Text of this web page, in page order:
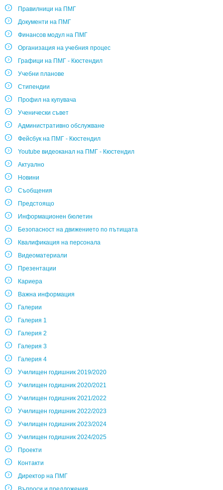
Правилници на ПМГ
Документи на ПМГ
Финансов модул на ПМГ
Организация на учебния процес
Графици на ПМГ - Кюстендил
Учебни планове
Стипендии
Профил на купувача
Ученически съвет
Административно обслужване
Фейсбук на ПМГ - Кюстендил
Youtube видеоканал на ПМГ - Кюстендил
Актуално
Новини
Съобщения
Предстоящо
Информационен бюлетин
Безопасност на движението по пътищата
Квалификация на персонала
Видеоматериали
Презентации
Кариера
Важна информация
Галерии
Галерия 1
Галерия 2
Галерия 3
Галерия 4
Училищен годишник 2019/2020
Училищен годишник 2020/2021
Училищен годишник 2021/2022
Училищен годишник 2022/2023
Училищен годишник 2023/2024
Училищен годишник 2024/2025
Проекти
Контакти
Директор на ПМГ